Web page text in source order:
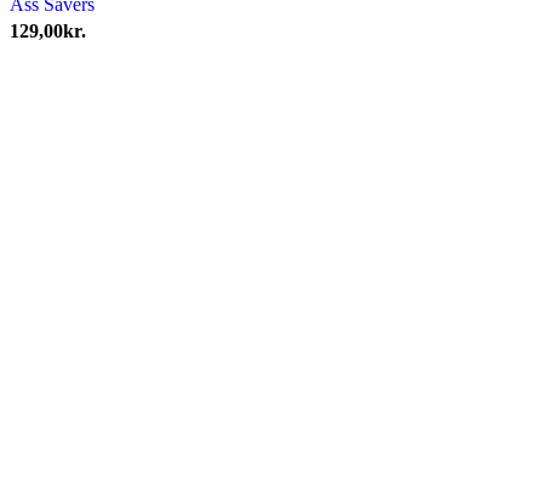
Ass Savers
129,00kr.